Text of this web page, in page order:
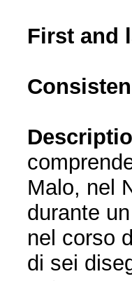
First and
Malo, nel
durante
nel corso
di sei